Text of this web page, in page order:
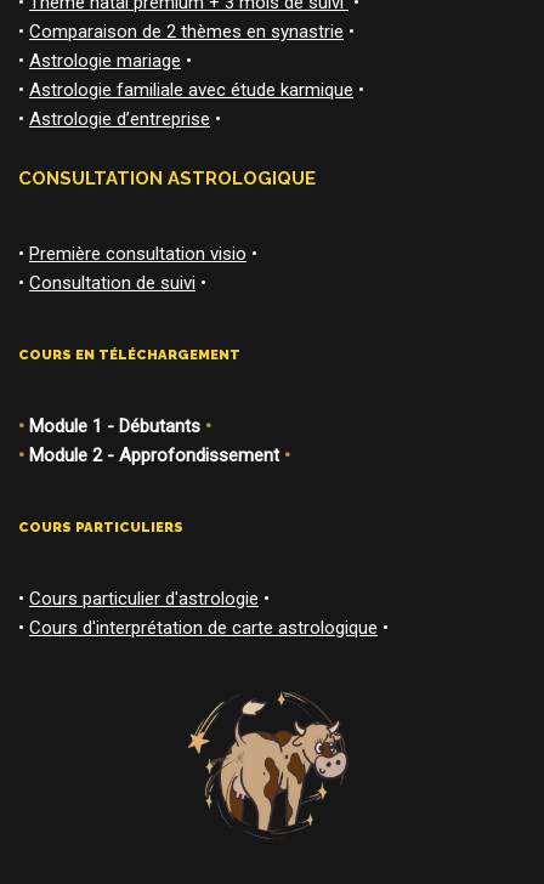
• Comparaison de 2 thèmes en synastrie •
• Astrologie mariage •
• Astrologie familiale avec étude karmique •
• Astrologie d’entreprise •
CONSULTATION ASTROLOGIQUE
• Première consultation visio •
• Consultation de suivi •
COURS EN TÉLÉCHARGEMENT
• Module 1 - Débutants •
• Module 2 - Approfondissement•
COURS PARTICULIERS
• Cours particulier d'astrologie •
• Cours d'interprétation de carte astrologique •